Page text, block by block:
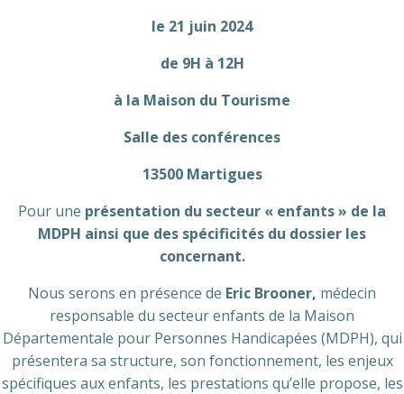
le 21 juin 2024
de 9H à 12H
à la Maison du Tourisme
Salle des conférences
13500 Martigues
Pour une présentation du secteur « enfants » de la
MDPH ainsi que des spécificités du dossier les
concernant.
Nous serons en présence de Eric Brooner, médecin
responsable du secteur enfants de la Maison
Départementale pour Personnes Handicapées (MDPH), qui
présentera sa structure, son fonctionnement, les enjeux
spécifiques aux enfants, les prestations qu’elle propose, les